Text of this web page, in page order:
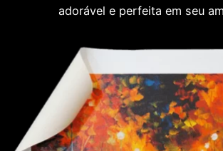
adorável e perfeita em seu